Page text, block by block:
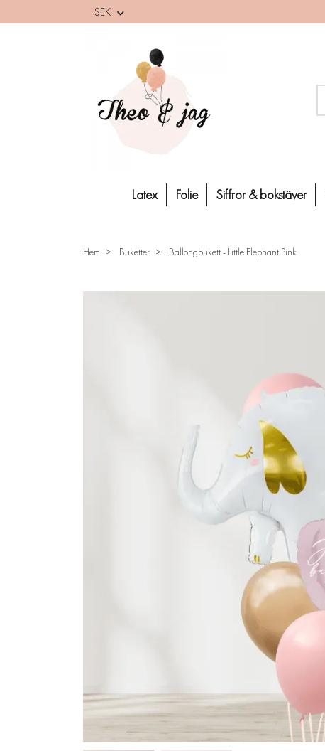
SEK
Latex Folie Siffror & bokstäver
Hem Buketter Ballongbukett - Little Elephant Pink